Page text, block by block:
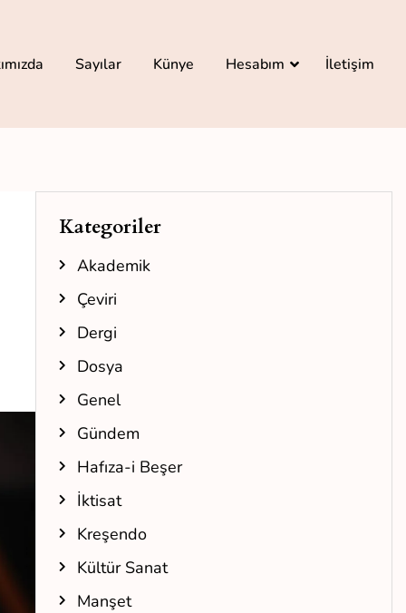
Sayılar Künye Hesabım İletişim
Kategoriler
Akademik
Çeviri
Dergi
Dosya
Genel
Gündem
Hafıza-i Beşer
İktisat
Kreşendo
Kültür Sanat
Manşet